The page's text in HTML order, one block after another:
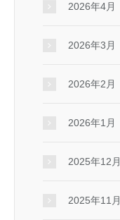
2026年4月
2026年3月
2026年2月
2026年1月
2025年12月
2025年11月